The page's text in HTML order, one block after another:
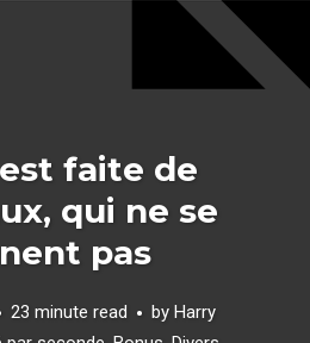
faite de
qui ne se
pas
23 minute read by Harry